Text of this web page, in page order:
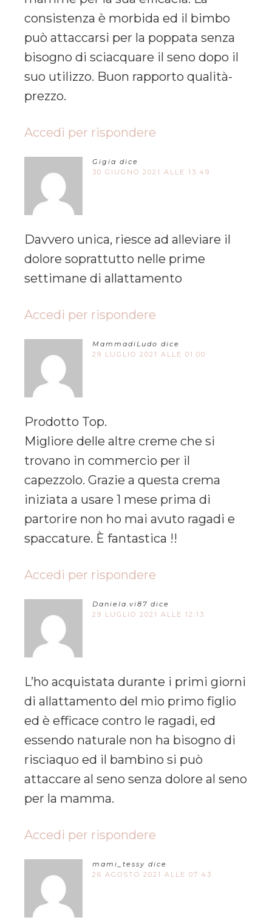
consistenza è morbida ed il bimbo
può attaccarsi per la poppata senza
bisogno di sciacquare il seno dopo il
suo utilizzo. Buon rapporto qualità-
prezzo.
Accedi per rispondere
Gigia dice
30 GIUGNO 2021 ALLE 13:49
Davvero unica, riesce ad alleviare il
dolore soprattutto nelle prime
settimane di allattamento
Accedi per rispondere
MammadiLudo dice
29 LUGLIO 2021 ALLE 01:00
Prodotto Top.
Migliore delle altre creme che si
trovano in commercio per il
capezzolo. Grazie a questa crema
iniziata a usare 1 mese prima di
partorire non ho mai avuto ragadi e
spaccature. È fantastica !!
Accedi per rispondere
Daniela.vi87 dice
29 LUGLIO 2021 ALLE 12:13
L’ho acquistata durante i primi giorni
di allattamento del mio primo figlio
ed è efficace contro le ragadi, ed
essendo naturale non ha bisogno di
risciaquo ed il bambino si può
attaccare al seno senza dolore al seno
per la mamma.
Accedi per rispondere
mami_tessy dice
26 AGOSTO 2021 ALLE 07:43